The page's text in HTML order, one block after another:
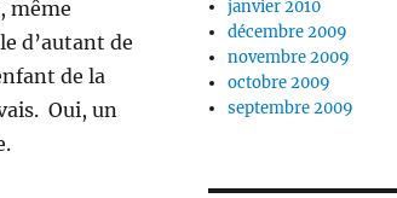
même
d’autant de
de la
Oui, un
janvier 2010
décembre 2009
novembre 2009
octobre 2009
septembre 2009